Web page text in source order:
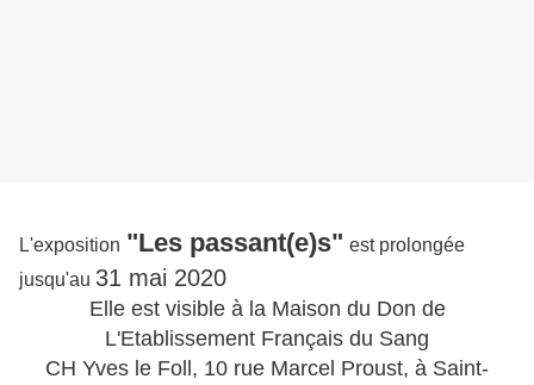
L'exposition "Les passant(e)s" est prolongée
jusqu'au 31 mai 2020
Elle est visible à la Maison du Don de
L'Etablissement Français du Sang
CH Yves le Foll, 10 rue Marcel Proust, à Saint-